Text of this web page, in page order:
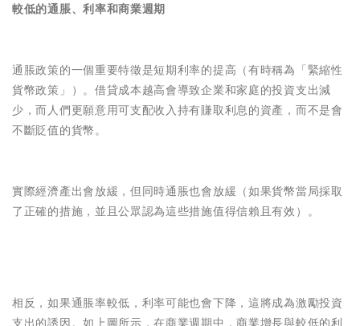
較低的通脹、利率和商業週期
通脹政策的一個重要特徵是短期利率的提高（有時稱為「緊縮性
貨幣政策」）。借貸成本越高會導致企業和家庭的投資支出減
少，而人們更願意用可支配收入持有賺取利息的資產，而不是會
不斷貶值的貨幣。
實際經濟產出會放緩，但同時通脹也會放緩（如果貨幣當局採取
了正確的措施，並且公眾認為這些措施值得信賴且有效）。
相反，如果通脹率較低，利率可能也會下降，這將成為激勵投資
支出的誘因。如上圖所示，在商業週期中，商業增長與較低的利